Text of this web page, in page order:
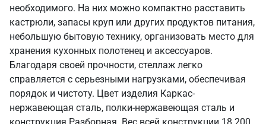
необходимого. На них можно компактно расставить
кастрюли, запасы круп или других продуктов питания,
небольшую бытовую технику, организовать место для
хранения кухонных полотенец и аксессуаров.
Благодаря своей прочности, стеллаж легко
справляется с серьезными нагрузками, обеспечивая
порядок и чистоту. Цвет изделия Каркас-
нержавеющая сталь, полки-нержавеющая сталь и